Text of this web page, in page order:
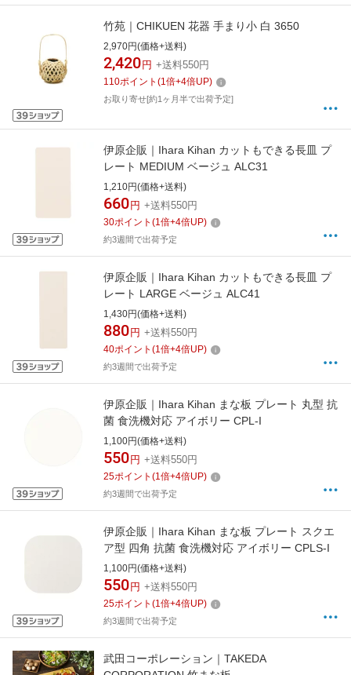
竹苑｜CHIKUEN 花器 手まり小 白 3650
2,970円(価格+送料)
2,420 円 +送料550円
110ポイント (1倍+4倍UP)
お取り寄せ[約1ヶ月半で出荷予定]
伊原企販｜Ihara Kihan カットもできる長皿 プ
レート MEDIUM ベージュ ALC31
1,210円(価格+送料)
660 円 +送料550円
30ポイント (1倍+4倍UP)
約3週間で出荷予定
伊原企販｜Ihara Kihan カットもできる長皿 プ
レート LARGE ベージュ ALC41
1,430円(価格+送料)
880 円 +送料550円
40ポイント (1倍+4倍UP)
約3週間で出荷予定
伊原企販｜Ihara Kihan まな板 プレート 丸型 抗
菌 食洗機対応 アイボリー CPL-I
1,100円(価格+送料)
550 円 +送料550円
25ポイント (1倍+4倍UP)
約3週間で出荷予定
伊原企販｜Ihara Kihan まな板 プレート スクエ
ア型 四角 抗菌 食洗機対応 アイボリー CPLS-I
1,100円(価格+送料)
550 円 +送料550円
25ポイント (1倍+4倍UP)
約3週間で出荷予定
武田コーポレーション｜TAKEDA